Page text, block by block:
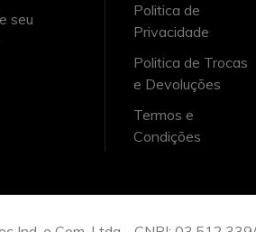
seu
Politica de
Privacidade
Politica de Trocas
e Devoluções
Termos e
Condições